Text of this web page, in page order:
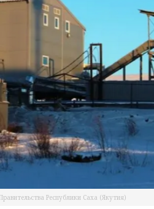
Республики Саха (Якутия)